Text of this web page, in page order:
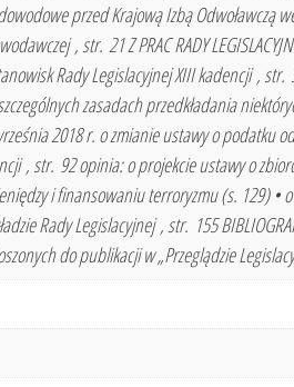
przed Krajową Izbą Odwoławczą
, str. 21 Z PRAC RADY
Rady Legislacyjnej XIII kadencji ,
zasadach przedkładania
2018 r. o zmianie ustawy o podatku
, str. 92 opinia: o projekcie ustawy o
i finansowaniu terroryzmu (s. 129) •
Rady Legislacyjnej , str. 155
do publikacji w „Przeglądzie